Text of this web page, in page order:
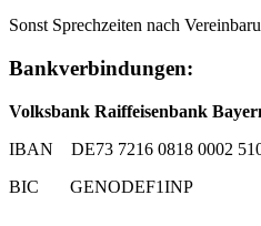
Sonst Sprechzeiten nach
Bankverbindungen:
Volksbank Raiffeisenbank
IBAN DE73 7216 0818 0002
BIC GENODEF1INP